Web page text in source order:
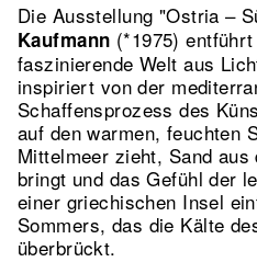
Die Ausstellung "Ostria –
Kaufmann (*1975)
faszinierende Welt aus
inspiriert von der
Schaffensprozess des
auf den warmen, feuchten
Mittelmeer zieht, Sand
bringt und das Gefühl der
einer griechischen Insel
Sommers, das die Kälte
überbrückt.